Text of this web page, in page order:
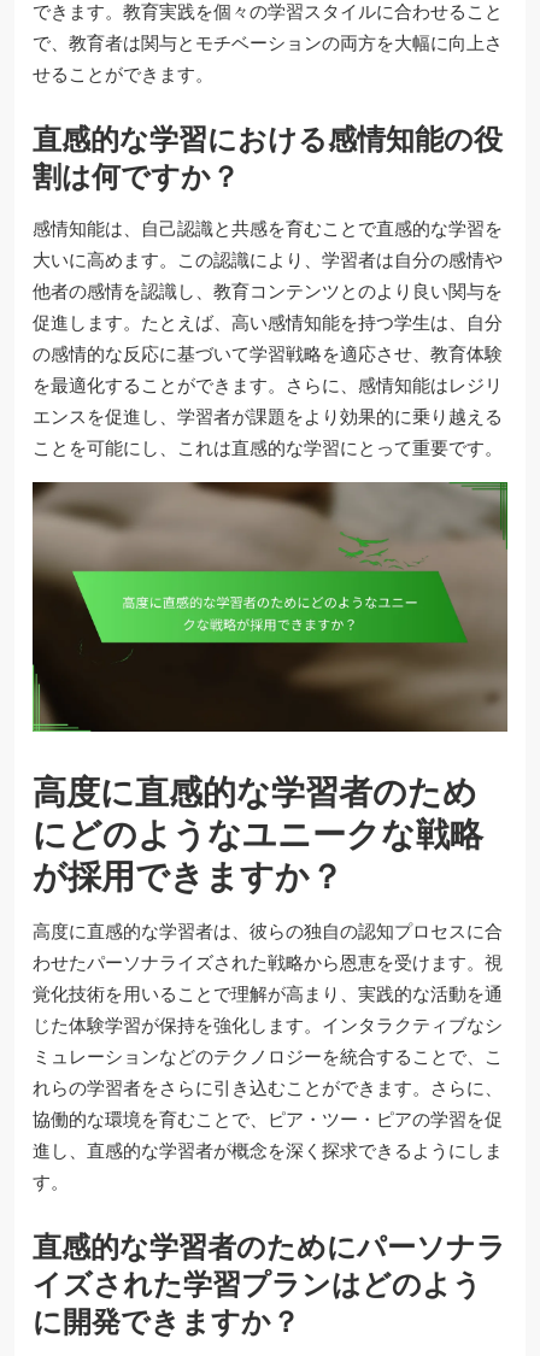
できます。教育実践を個々の学習スタイルに合わせること
で、教育者は関与とモチベーションの両方を大幅に向上さ
せることができます。
直感的な学習における感情知能の役
割は何ですか？
感情知能は、自己認識と共感を育むことで直感的な学習を
大いに高めます。この認識により、学習者は自分の感情や
他者の感情を認識し、教育コンテンツとのより良い関与を
促進します。たとえば、高い感情知能を持つ学生は、自分
の感情的な反応に基づいて学習戦略を適応させ、教育体験
を最適化することができます。さらに、感情知能はレジリ
エンスを促進し、学習者が課題をより効果的に乗り越える
ことを可能にし、これは直感的な学習にとって重要です。
高度に直感的な学習者のため
にどのようなユニークな戦略
が採用できますか？
高度に直感的な学習者は、彼らの独自の認知プロセスに合
わせたパーソナライズされた戦略から恩恵を受けます。視
覚化技術を用いることで理解が高まり、実践的な活動を通
じた体験学習が保持を強化します。インタラクティブなシ
ミュレーションなどのテクノロジーを統合することで、こ
れらの学習者をさらに引き込むことができます。さらに、
協働的な環境を育むことで、ピア・ツー・ピアの学習を促
進し、直感的な学習者が概念を深く探求できるようにしま
す。
直感的な学習者のためにパーソナラ
イズされた学習プランはどのよう
に開発できますか？